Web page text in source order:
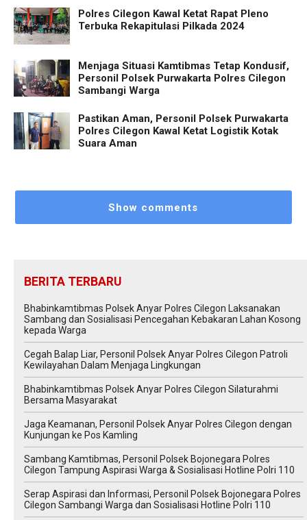
Polres Cilegon Kawal Ketat Rapat Pleno
Terbuka Rekapitulasi Pilkada 2024
Menjaga Situasi Kamtibmas Tetap Kondusif,
Personil Polsek Purwakarta Polres Cilegon
Sambangi Warga
Pastikan Aman, Personil Polsek Purwakarta
Polres Cilegon Kawal Ketat Logistik Kotak
Suara Aman
Show comments
BERITA TERBARU
Bhabinkamtibmas Polsek Anyar Polres Cilegon Laksanakan
Sambang dan Sosialisasi Pencegahan Kebakaran Lahan Kosong
kepada Warga
Cegah Balap Liar, Personil Polsek Anyar Polres Cilegon Patroli
Kewilayahan Dalam Menjaga Lingkungan
Bhabinkamtibmas Polsek Anyar Polres Cilegon Silaturahmi
Bersama Masyarakat
Jaga Keamanan, Personil Polsek Anyar Polres Cilegon dengan
Kunjungan ke Pos Kamling
Sambang Kamtibmas, Personil Polsek Bojonegara Polres
Cilegon Tampung Aspirasi Warga & Sosialisasi Hotline Polri 110
Serap Aspirasi dan Informasi, Personil Polsek Bojonegara Polres
Cilegon Sambangi Warga dan Sosialisasi Hotline Polri 110